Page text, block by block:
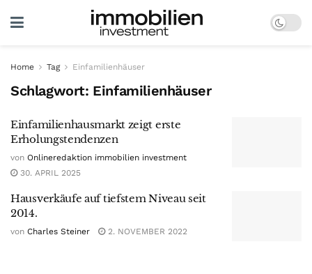
Home Tag Einfamilienhäuser
Schlagwort: Einfamilienhäuser
Einfamilienhausmarkt zeigt erste
Erholungstendenzen
von Onlineredaktion immobilien investment
30. APRIL 2025
Hausverkäufe auf tiefstem Niveau seit
2014.
von Charles Steiner 2. NOVEMBER 2022